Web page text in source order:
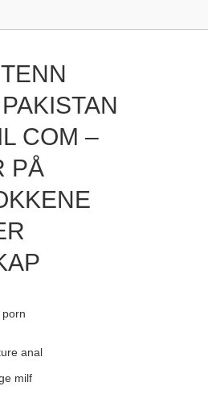
COM –
PÅ
porn
anal
milf